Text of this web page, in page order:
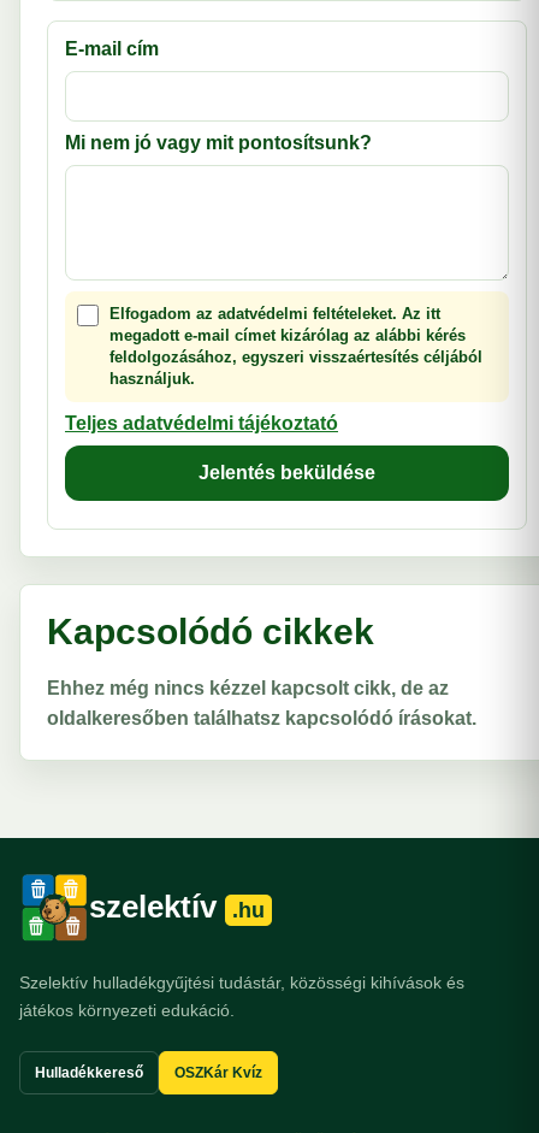
E-mail cím
Mi nem jó vagy mit pontosítsunk?
Elfogadom az adatvédelmi feltételeket. Az itt
megadott e-mail címet kizárólag az alábbi kérés
feldolgozásához, egyszeri visszaértesítés céljából
használjuk.
Teljes adatvédelmi tájékoztató
Jelentés beküldése
Kapcsolódó cikkek
Ehhez még nincs kézzel kapcsolt cikk, de az
oldalkeresőben találhatsz kapcsolódó írásokat.
szelektív .hu
Szelektív hulladékgyűjtési tudástár, közösségi kihívások és
játékos környezeti edukáció.
Hulladékkereső OSZKár Kvíz